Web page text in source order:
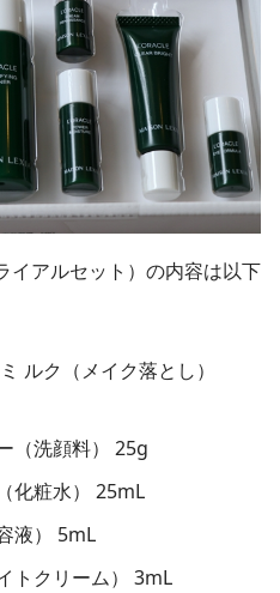
イアルセット）の内容は以下
ルク（メイク落とし）
（洗顔料） 25g
化粧水） 25mL
液） 5mL
トクリーム） 3mL